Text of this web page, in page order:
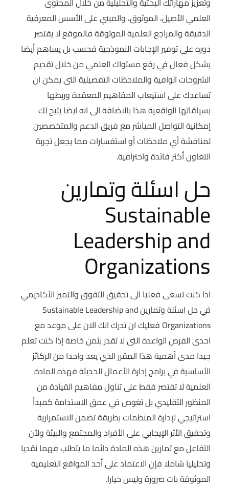
العلمي الأصيل، الموثوق، والمبني على الأسس المعرفية
الدقيقة والمراجع العلمية الموثوقة فالموقع لا يقتصر
دوره على توفير الإجابات النموذجية فحسب بل يساهم أيضا
بشكل فعال في رفع مستواك العلمي من خلال تقديم
الشروحات الوافية والملاحظات التفصيلية التى يمكن ان
تساعدك على استيعاب المفاهيم المعقدة وربطها
بسياقاتها الواقعية هذا بالاضافة الى انه ايضا يتيح لك
إمكانية التواصل المباشر مع فريق الدعم والمتخصصين
لمناقشة أي ملاحظات أو استفسارات مما يجعل تجربة
التعاون أكثر فائدة واحترافية.
حل اسئلة وتمارين
Sustainable
Leadership and
Organizations
اذا كنت تسعى فعليا الى تحقيق التفوق والتميز الأكاديمي
في حل اسئلة وتمارين Sustainable Leadership and
Organizations فعليك ان تدرك انك الان على موعد مع
احدى الفرص الواعدة التى لا تقدر بثمن خاصة إذا كنت تعلم
جيدا مدى أهمية هذا المقرر الذي يعد واحدا من الركائز
الأساسية في برامج إدارة الأعمال الحديثة فهذه المادة
العلمية لا تقتصر فقط على تناول مفاهيم القيادة من
المنظور التقليدي بل تغوص في عمق الاستدامة كمبدأ
استراتيجي لإدارة المنظمات بطريقة تضمن الاستمرارية
وتحقيق الأثر الإيجابي على الأفراد والمجتمع والبيئة ولأن
التفاعل مع تمارين هذه المادة دائما ما يتطلب فهما نقديا
وتحليليا شاملا فإن الاعتماد على أحد المواقع التعليمية
الموثوقة بات ضرورة وليس خيارا.